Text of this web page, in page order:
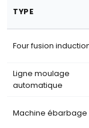
TYPE
Four fusion
Ligne moulage
automatique
Machine ébarbage